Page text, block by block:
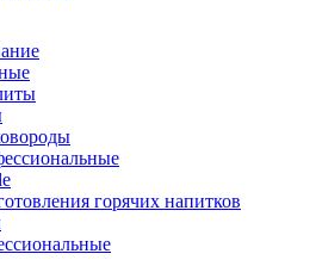
горячих напитков